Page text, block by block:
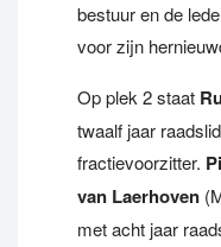
bestuur en de
voor zijn
Op plek 2 staat
twaalf jaar
fractievoorzitter.
van Laerhoven
met acht jaar